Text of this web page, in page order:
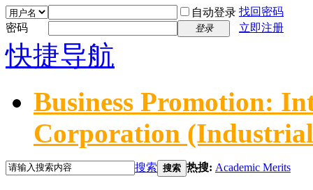
自动登录 找回密码
密码
登录 立即注册
快捷导航
Business Promotion:
Corporation
搜索 搜索 热搜: Academic Merits